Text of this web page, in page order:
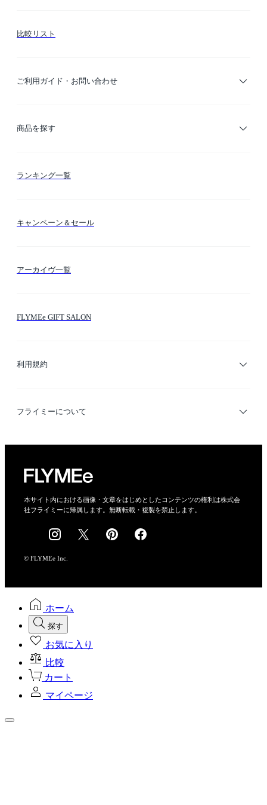
比較リスト
ご利用ガイド・お問い合わせ
ご利用ガイド
商品を探す
カテゴリー検索
ランキング一覧
キャンペーン＆セール
アーカイヴ一覧
FLYMEe GIFT SALON
利用規約
利用規約
フライミーについて
会社概要
採用情報
本サイト内における画像・文章をはじめとしたコンテンツの権利は株式会
社フライミーに帰属します。無断転載・複製を禁止します。
© FLYMEe Inc.
ホーム
探す
お気に入り
比較
カート
マイページ